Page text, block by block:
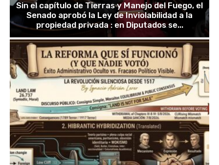
Sin el capítulo de Tierras y Manejo del Fuego, el
Senado aprobó la Ley de Inviolabilidad a la
propiedad privada : en Diputados se...